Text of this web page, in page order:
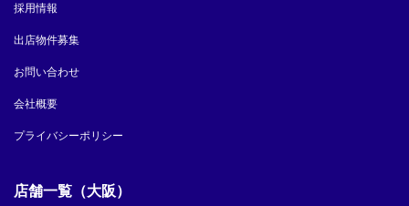
採用情報
出店物件募集
お問い合わせ
会社概要
プライバシーポリシー
店舗一覧（大阪）